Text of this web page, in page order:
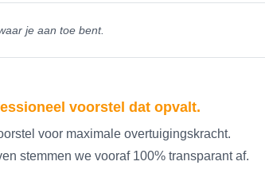
je aan toe bent.
voorstel dat opvalt.
voor maximale overtuigingskracht.
stemmen we vooraf 100% transparant af.